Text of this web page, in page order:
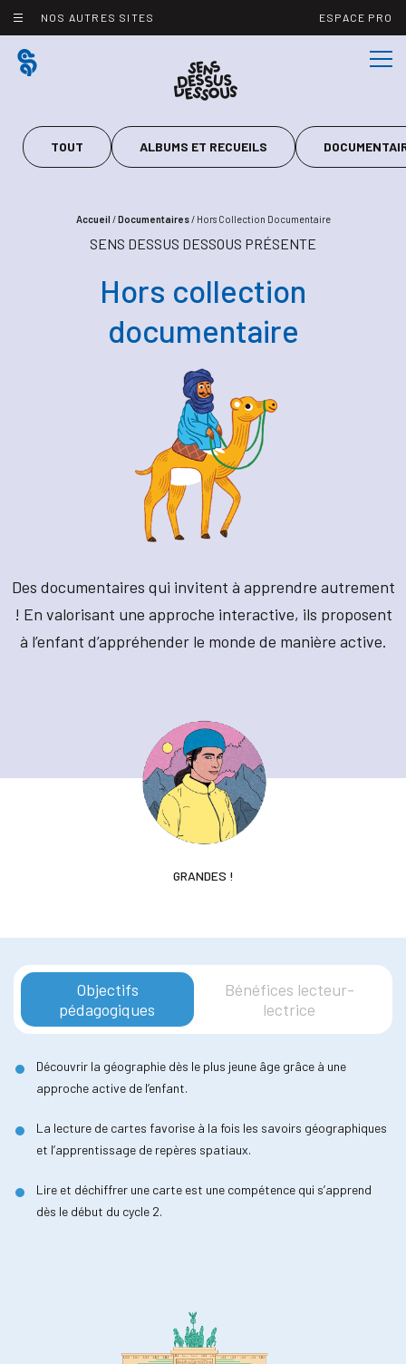
NOS AUTRES SITES ESPACE PRO
TOUT ALBUMS ET RECUEILS
Accueil /Documentaires/ Hors Collection Documentaire
SENS DESSUS DESSOUS PRÉSENTE
Hors collection
documentaire
Des documentaires qui invitent à apprendre autrement
! En valorisant une approche interactive, ils proposent
à l’enfant d’appréhender le monde de manière active.
GRANDES !
Objectifs
pédagogiques
Bénéfices lecteur-
lectrice
Découvrir la géographie dès le plus jeune âge grâce à une
approche active de l’enfant.
La lecture de cartes favorise à la fois les savoirs géographiques
et l’apprentissage de repères spatiaux.
Lire et déchiffrer une carte est une compétence qui s’apprend
dès le début du cycle 2.